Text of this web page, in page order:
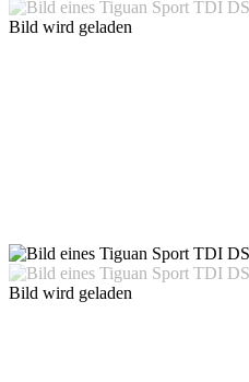
Bild wird geladen
Bild wird geladen